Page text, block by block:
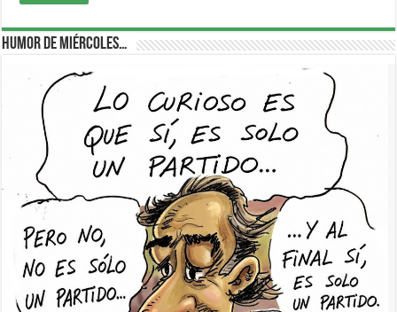
Humor de Miércoles…